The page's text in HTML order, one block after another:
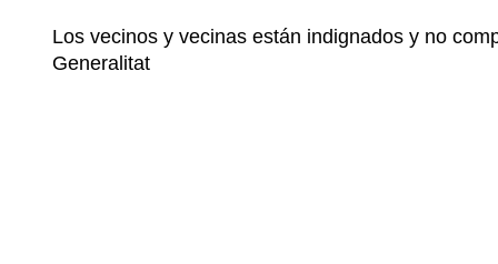
Los vecinos y vecinas están indignados y no
Generalitat